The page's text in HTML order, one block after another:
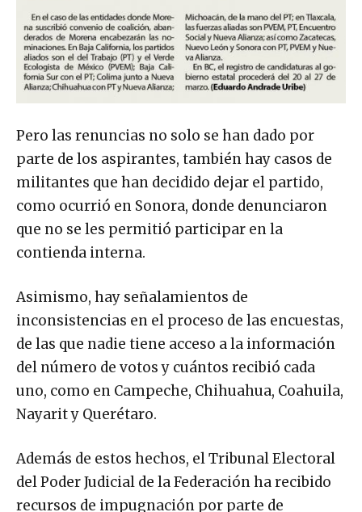
Pero las renuncias no solo se han dado por
parte de los aspirantes, también hay casos de
militantes que han decidido dejar el partido,
como ocurrió en Sonora, donde denunciaron
que no se les permitió participar en la
contienda interna.
Asimismo, hay señalamientos de
inconsistencias en el proceso de las encuestas,
de las que nadie tiene acceso a la información
del número de votos y cuántos recibió cada
uno, como en Campeche, Chihuahua, Coahuila,
Nayarit y Querétaro.
Además de estos hechos, el Tribunal Electoral
del Poder Judicial de la Federación ha recibido
recursos de impugnación por parte de